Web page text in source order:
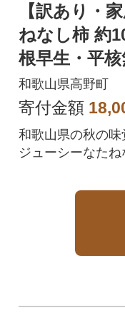
【訳あり・
ねなし柿 約
根早生・平
たねなしかき
和歌山県高野町
寄付金額
和歌山県の秋の味
ジューシーなたね